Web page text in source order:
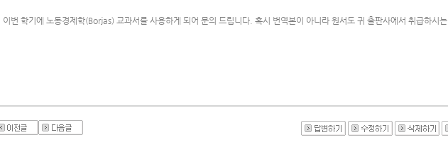
이번 학기에 노동경제학(Borjas) 교과서를 사용하게 되어 문의 드립니다. 혹시 번역본이 아니라 원서도 귀 출판사에서 취급하시